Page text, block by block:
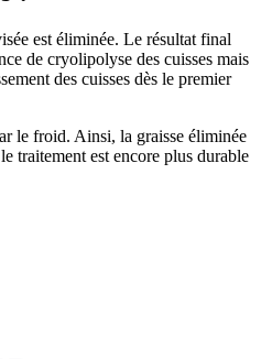
est éliminée. Le résultat final
de cryolipolyse des cuisses mais
des cuisses dès le premier
le froid. Ainsi, la graisse éliminée
traitement est encore plus durable